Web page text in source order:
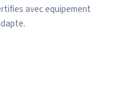
avec equipement